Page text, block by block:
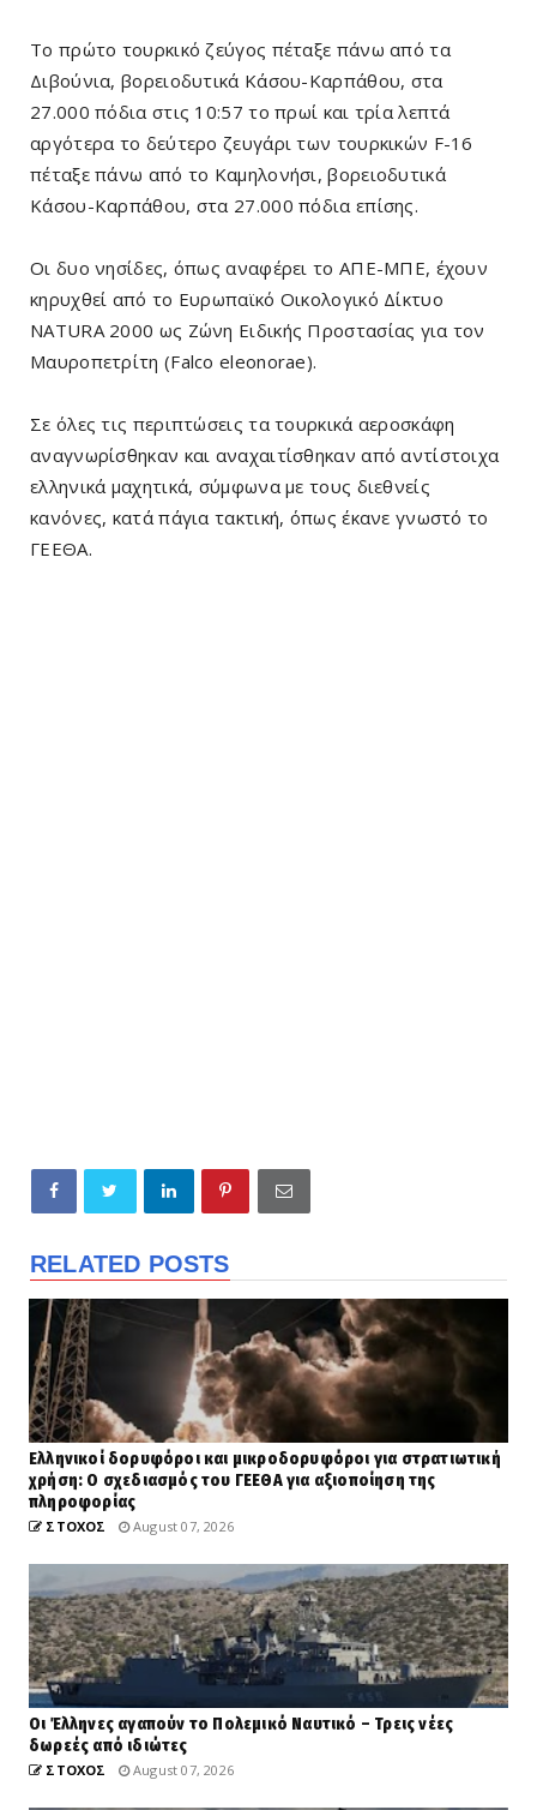
Το πρώτο τουρκικό ζεύγος πέταξε πάνω από τα
Διβούνια, βορειοδυτικά Κάσου-Καρπάθου, στα
27.000 πόδια στις 10:57 το πρωί και τρία λεπτά
αργότερα το δεύτερο ζευγάρι των τουρκικών F-16
πέταξε πάνω από το Καμηλονήσι, βορειοδυτικά
Κάσου-Καρπάθου, στα 27.000 πόδια επίσης.
Οι δυο νησίδες, όπως αναφέρει το ΑΠΕ-ΜΠΕ, έχουν
κηρυχθεί από το Ευρωπαϊκό Οικολογικό Δίκτυο
NATURA 2000 ως Ζώνη Ειδικής Προστασίας για τον
Μαυροπετρίτη (Falco eleonorae).
Σε όλες τις περιπτώσεις τα τουρκικά αεροσκάφη
αναγνωρίσθηκαν και αναχαιτίσθηκαν από αντίστοιχα
ελληνικά μαχητικά, σύμφωνα με τους διεθνείς
κανόνες, κατά πάγια τακτική, όπως έκανε γνωστό το
ΓΕΕΘΑ.
RELATED POSTS
Ελληνικοί δορυφόροι και μικροδορυφόροι για στρατιωτική
χρήση: Ο σχεδιασμός του ΓΕΕΘΑ για αξιοποίηση της
πληροφορίας
ΣΤΟΧΟΣ August 07, 2026
Οι Έλληνες αγαπούν το Πολεμικό Ναυτικό – Τρεις νέες
δωρεές από ιδιώτες
ΣΤΟΧΟΣ August 07, 2026